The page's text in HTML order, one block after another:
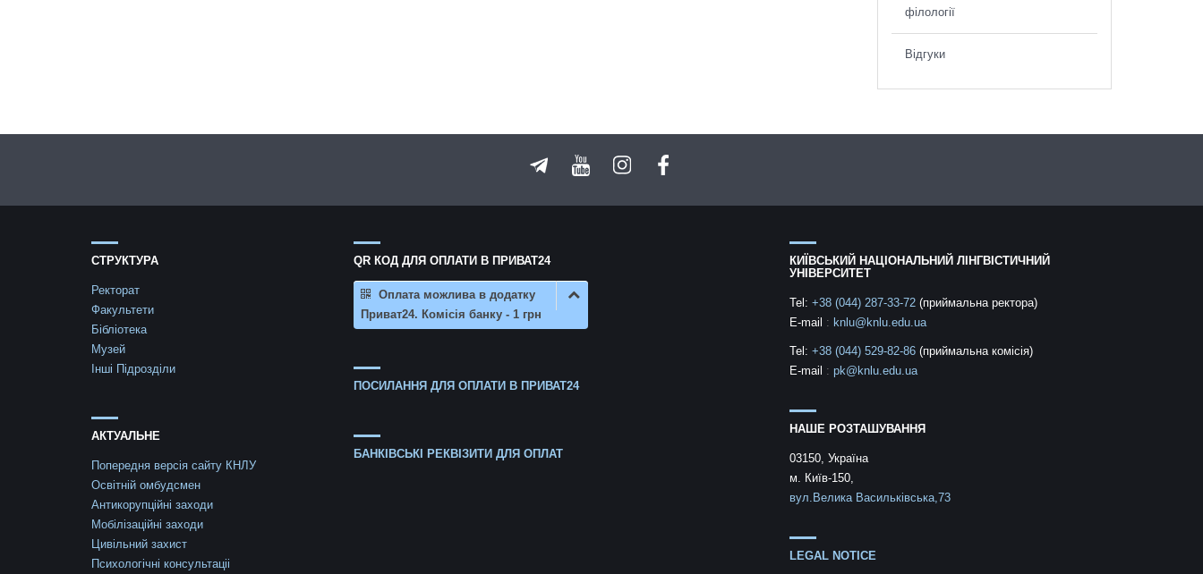
філології
Відгуки
СТРУКТУРА
Ректорат
Факультети
Бібліотека
Музей
Інші Підрозділи
АКТУАЛЬНЕ
Попередня версія сайту КНЛУ
Освітній омбудсмен
Антикорупційні заходи
Мобілізаційні заходи
Цивільний захист
Психологічні консультаціі
QR КОД ДЛЯ ОПЛАТИ В ПРИВАТ24
Оплата можлива в додатку
Приват24. Комісія банку - 1 грн
ПОСИЛАННЯ ДЛЯ ОПЛАТИ В ПРИВАТ24
БАНКІВСЬКІ РЕКВІЗИТИ ДЛЯ ОПЛАТ
КИЇВСЬКИЙ НАЦІОНАЛЬНИЙ ЛІНГВІСТИЧНИЙ
УНІВЕРСИТЕТ
Tel: +38 (044) 287-33-72 (приймальна ректора)
E-mail : knlu@knlu.edu.ua
Tel: +38 (044) 529-82-86 (приймальна комісія)
E-mail : pk@knlu.edu.ua
НАШЕ РОЗТАШУВАННЯ
03150, Україна
м. Київ-150,
вул.Велика Васильківська,73
LEGAL NOTICE